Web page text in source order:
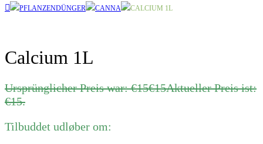
PFLANZENDÜNGER CANNA CALCIUM 1L
Calcium 1L
Ursprünglicher Preis war: €15€15Aktueller Preis ist:
€15.
Tilbuddet udløber om: